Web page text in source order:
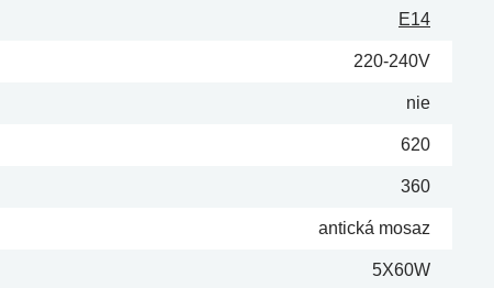
E14
220-240V
nie
620
360
antická mosaz
5X60W